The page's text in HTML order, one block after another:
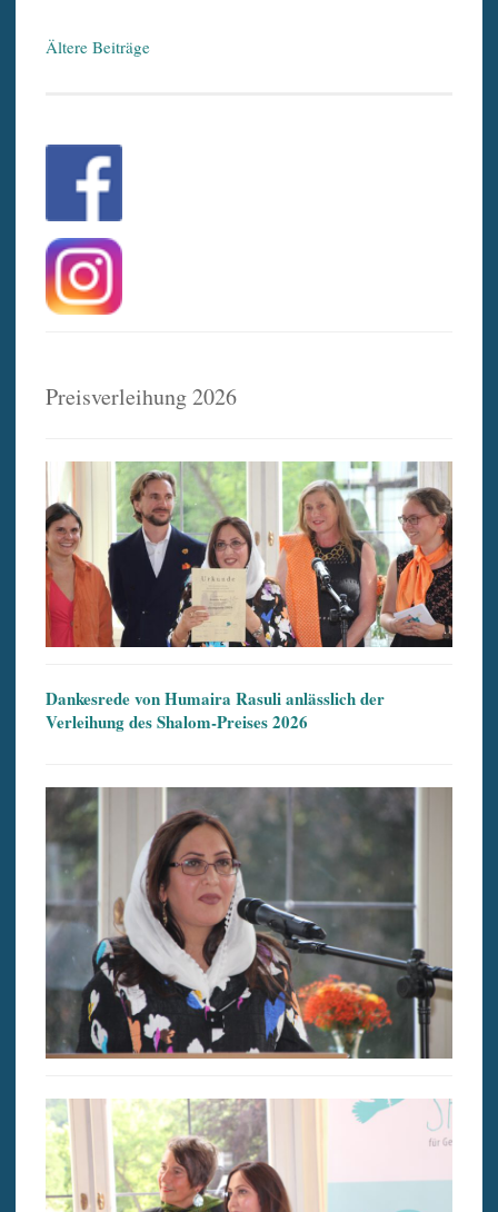
Beitragsnavigation
Ältere Beiträge
Preisverleihung 2026
Dankesrede von Humaira Rasuli anlässlich der
Verleihung des Shalom-Preises 2026